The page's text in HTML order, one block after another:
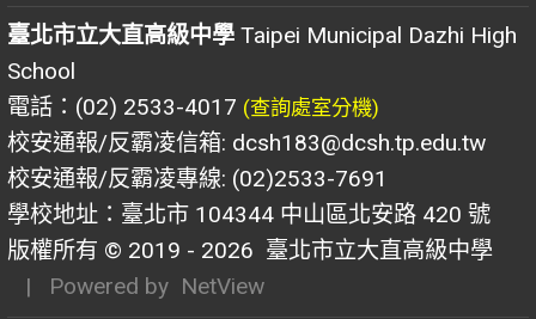
臺北市立大直高級中學 Taipei Municipal Dazhi High
School
電話：(02) 2533-4017 (查詢處室分機)
校安通報/反霸凌信箱: dcsh183@dcsh.tp.edu.tw
校安通報/反霸凌專線: (02)2533-7691
學校地址：臺北市 104344 中山區北安路 420 號
版權所有 © 2019 - 2026 臺北市立大直高級中學
| Powered by NetView